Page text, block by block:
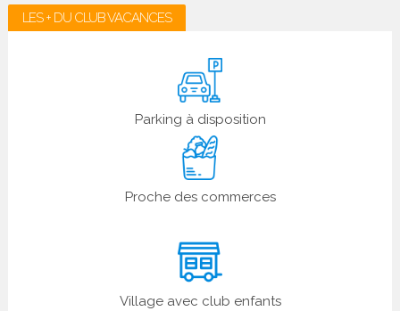
LES + DU CLUB VACANCES
Parking à disposition
Proche des commerces
Village avec club enfants